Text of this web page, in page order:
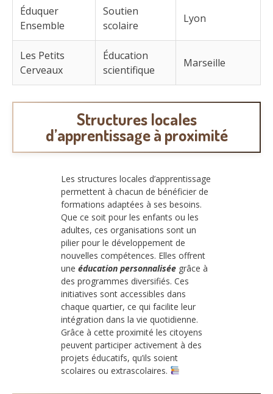
Éduquer
Ensemble
Soutien
scolaire
Lyon
Les Petits
Cerveaux
Éducation
scientifique
Marseille
Structures locales
d’apprentissage à proximité
Les structures locales d’apprentissage
permettent à chacun de bénéficier de
formations adaptées à ses besoins.
Que ce soit pour les enfants ou les
adultes, ces organisations sont un
pilier pour le développement de
nouvelles compétences. Elles offrent
une éducation personnalisée grâce à
des programmes diversifiés. Ces
initiatives sont accessibles dans
chaque quartier, ce qui facilite leur
intégration dans la vie quotidienne.
Grâce à cette proximité les citoyens
peuvent participer activement à des
projets éducatifs, qu’ils soient
scolaires ou extrascolaires.